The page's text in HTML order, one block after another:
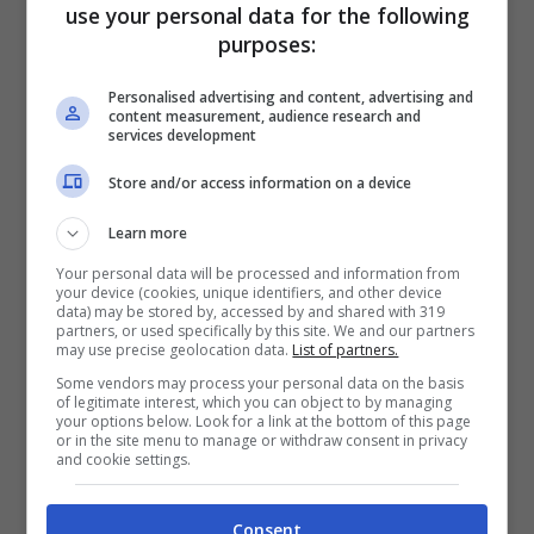
Bolognese è riemerso in Giappone.
Ritrovata la Lamborghini
Countach
L’opera d’arte emiliana è stata per anni
ricercata dai collezionisti. La
molto agli ordini speciali dell’imprenditore
Walter Wolf, che all’epoca era nelle grazie
dell’ingegnere Gianpaolo Dallara. I prototipi
avevano linee ancora più estreme. Le prime
LP400 S Serie 1, dette “ribassate” valevano
oro tra i collezionisti. Le prime 50 erano
cerchi Bravo
use your personal data for the following
purposes:
Personalised advertising and content, advertising and
content measurement, audience research and
services development
Store and/or access information on a device
Learn more
Your personal data will be processed and information from
your device (cookies, unique identifiers, and other device
data) may be stored by, accessed by and shared with 319
partners, or used specifically by this site. We and our partners
may use precise geolocation data. List of partners.
Some vendors may process your personal data on the basis
of legitimate interest, which you can object to by managing
your options below. Look for a link at the bottom of this page
or in the site menu to manage or withdraw consent in privacy
and cookie settings.